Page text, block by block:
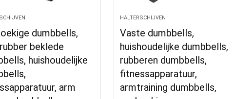
dumbbells,
beklede
huishoudelijke
arm
HALTERSCHIJVEN
Vaste dumbbells,
huishoudelijke dumbbells,
rubberen dumbbells,
fitnessapparatuur,
armtraining dumbbells,